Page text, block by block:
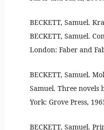
BECKETT, Samuel.
BECKETT, Samuel.
London: Faber and
BECKETT, Samuel.
Samuel. Three novels
York: Grove Press,
BECKETT, Samuel.